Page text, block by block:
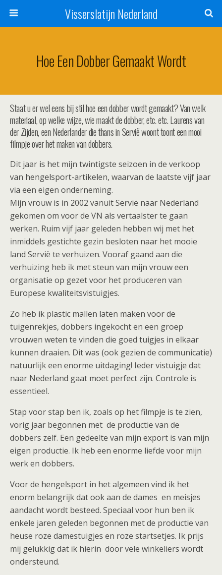
Visserslatijn Nederland
Hoe Een Dobber Gemaakt Wordt
Staat u er wel eens bij stil hoe een dobber wordt gemaakt? Van welk
materiaal, op welke wijze, wie maakt de dobber, etc. etc. Laurens van
der Zijden, een Nederlander die thans in Servië woont toont een mooi
filmpje over het maken van dobbers.
Dit jaar is het mijn twintigste seizoen in de verkoop
van hengelsport-artikelen, waarvan de laatste vijf jaar
via een eigen onderneming.
Mijn vrouw is in 2002 vanuit Servië naar Nederland
gekomen om voor de VN als vertaalster te gaan
werken. Ruim vijf jaar geleden hebben wij met het
inmiddels gestichte gezin besloten naar het mooie
land Servië te verhuizen. Vooraf gaand aan die
verhuizing heb ik met steun van mijn vrouw een
organisatie op gezet voor het produceren van
Europese kwaliteitsvistuigjes.
Zo heb ik plastic mallen laten maken voor de
tuigenrekjes, dobbers ingekocht en een groep
vrouwen weten te vinden die goed tuigjes in elkaar
kunnen draaien. Dit was (ook gezien de communicatie)
natuurlijk een enorme uitdaging! Ieder vistuigje dat
naar Nederland gaat moet perfect zijn. Controle is
essentieel.
Stap voor stap ben ik, zoals op het filmpje is te zien,
vorig jaar begonnen met de productie van de
dobbers zelf. Een gedeelte van mijn export is van mijn
eigen productie. Ik heb een enorme liefde voor mijn
werk en dobbers.
Voor de hengelsport in het algemeen vind ik het
enorm belangrijk dat ook aan de dames en meisjes
aandacht wordt besteed. Speciaal voor hun ben ik
enkele jaren geleden begonnen met de productie van
heuse roze damestuigjes en roze startsetjes. Ik prijs
mij gelukkig dat ik hierin door vele winkeliers wordt
ondersteund.